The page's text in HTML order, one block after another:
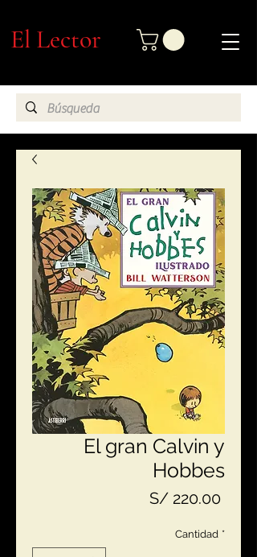
El Lector
El gran Calvin y
Hobbes
S/ 220.00Precio
Cantidad *